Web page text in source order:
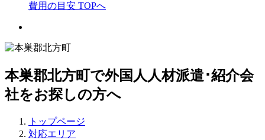
費用の目安 TOPへ
本巣郡北方町で外国人人材派遣･紹介会
社をお探しの方へ
トップページ
対応エリア